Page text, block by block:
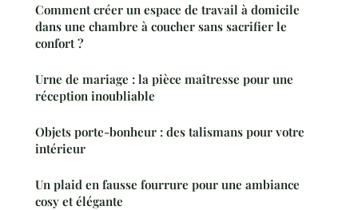
Comment créer un espace de travail à domicile
dans une chambre à coucher sans sacrifier le
confort ?
Urne de mariage : la pièce maîtresse pour une
réception inoubliable
Objets porte-bonheur : des talismans pour votre
intérieur
Un plaid en fausse fourrure pour une ambiance
cosy et élégante